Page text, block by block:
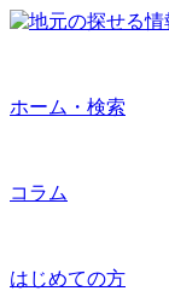
ホーム・検索
コラム
はじめての方